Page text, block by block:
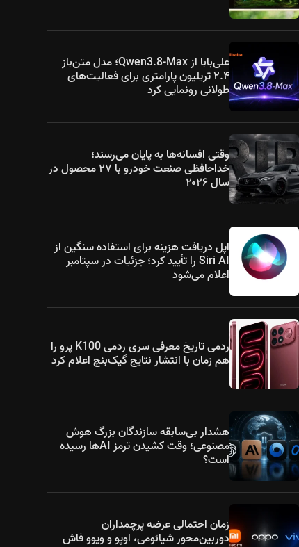
علی‌بابا از Qwen3.8-Max؛ مدل متن‌باز
۲.۴ تریلیون پارامتری برای فعالیت‌های
طولانی رونمایی کرد
وقتی افسانه‌ها به پایان می‌رسند؛
خداحافظی صنعت خودرو با ۲۷ محصول در
سال ۲۰۲۶
اپل دریافت هزینه برای استفاده سنگین از
Siri AI را تأیید کرد؛ جزئیات در سپتامبر
اعلام می‌شود
ردمی تاریخ معرفی سری ردمی K100 پرو را
هم زمان با انتشار نتایج گیک‌بنچ اعلام کرد
هشدار بی‌سابقه سازندگان بزرگ هوش
مصنوعی؛ وقت کشیدن ترمز AIها رسیده
است؟
زمان احتمالی عرضه پرچمداران
دوربین‌محور شیائومی، اوپو و ویوو فاش